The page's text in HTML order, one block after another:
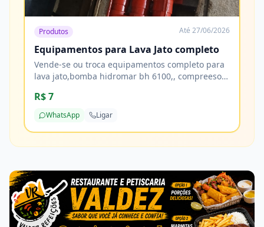
Produtos Até 27/06/2026
Equipamentos para Lava Jato completo
Vende-se ou troca equipamentos completo para
lava jato,bomba hidromar bh 6100,, compreesor
litros 2 tamores de 200 litros e mais de 20 metros
de mangueiras
R$ 7
WhatsApp Ligar